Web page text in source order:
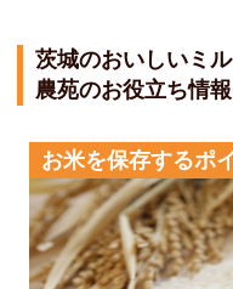
茨城のおいしいミ
農苑のお役立ち情報
お米を保存するポ